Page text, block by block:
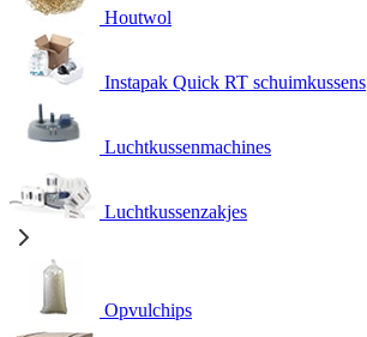
Houtwol
Instapak Quick RT schuimkussens
Luchtkussenmachines
Luchtkussenzakjes
Opvulchips